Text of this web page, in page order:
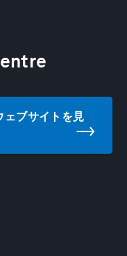
ブサイトを見